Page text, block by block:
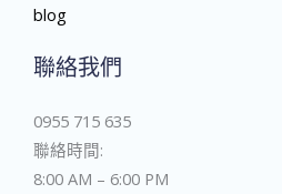
blog
聯絡我們
0955 715 635
聯絡時間:
8:00 AM – 6:00 PM